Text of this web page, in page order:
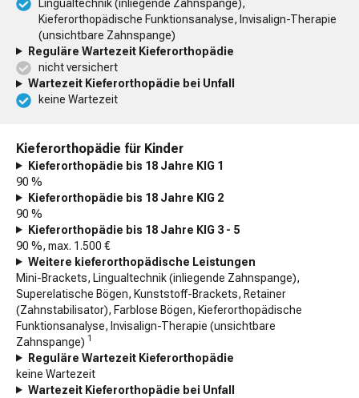
Lingualtechnik (inliegende Zahnspange),
Kieferorthopädische Funktionsanalyse, Invisalign-Therapie
(unsichtbare Zahnspange)
Reguläre Wartezeit Kieferorthopädie
nicht versichert
Wartezeit Kieferorthopädie bei Unfall
keine Wartezeit
Kieferorthopädie für Kinder
Kieferorthopädie bis 18 Jahre KIG 1
90 %
Kieferorthopädie bis 18 Jahre KIG 2
90 %
Kieferorthopädie bis 18 Jahre KIG 3 - 5
90 %, max. 1.500 €
Weitere kieferorthopädische Leistungen
Mini-Brackets, Lingualtechnik (inliegende Zahnspange),
Superelatische Bögen, Kunststoff-Brackets, Retainer
(Zahnstabilisator), Farblose Bögen, Kieferorthopädische
Funktionsanalyse, Invisalign-Therapie (unsichtbare
Zahnspange) 1
Reguläre Wartezeit Kieferorthopädie
keine Wartezeit
Wartezeit Kieferorthopädie bei Unfall